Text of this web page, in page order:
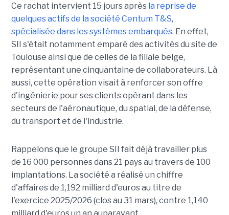
Ce rachat intervient 15 jours après la reprise de
quelques actifs de la société Centum T&S,
spécialisée dans les systèmes embarqués. En effet,
SII s'était notamment emparé des activités du site de
Toulouse ainsi que de celles de la filiale belge,
représentant une cinquantaine de collaborateurs. Là
aussi, cette opération visait à renforcer son offre
d'ingénierie pour ses clients opérant dans les
secteurs de l'aéronautique, du spatial, de la défense,
du transport et de l'industrie.
Rappelons que le groupe SII fait déjà travailler plus
de 16 000 personnes dans 21 pays au travers de 100
implantations. La société a réalisé un chiffre
d'affaires de 1,192 milliard d'euros au titre de
l'exercice 2025/2026 (clos au 31 mars), contre 1,140